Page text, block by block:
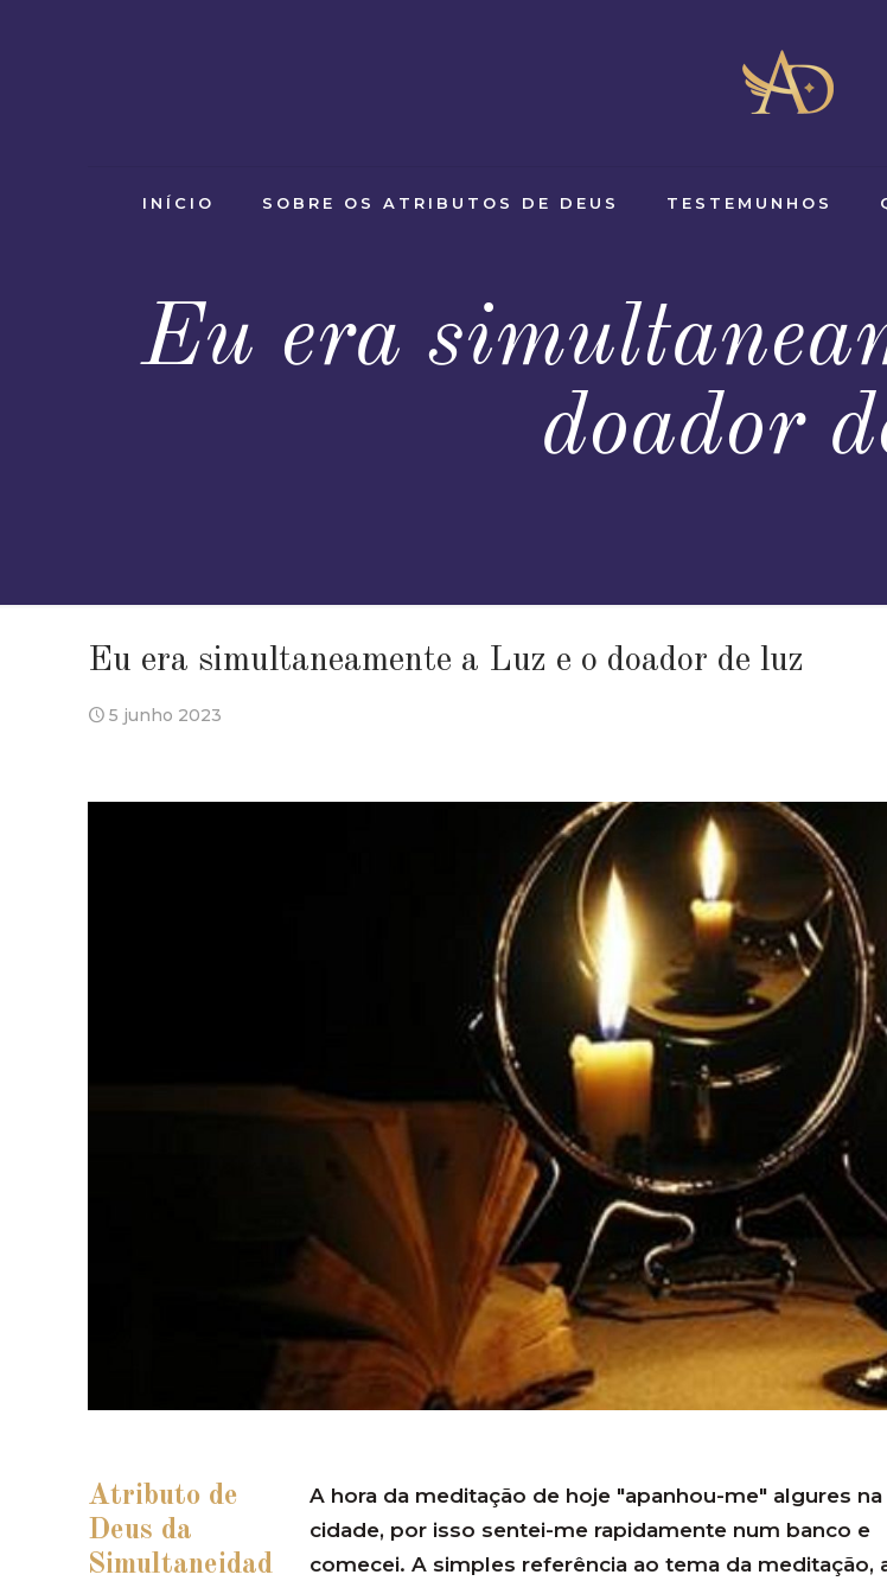
INÍCIO SOBRE OS ATRIBUTOS DE DEUS TESTEMUNHOS
Eu era
doador
Eu era simultaneamente a Luz e o doador de luz
5 junho 2023
Atributo de
Deus da
Simultaneidad
A hora da meditação de hoje "apanhou-me" algures na
cidade, por isso sentei-me rapidamente num banco e
comecei. A simples referência ao tema da meditação,